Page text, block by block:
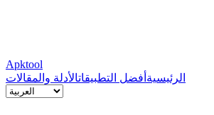
Apktool
الرئيسية أفضل التطبيقاتالأدلة والمقالات